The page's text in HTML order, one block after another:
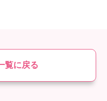
覧に戻る